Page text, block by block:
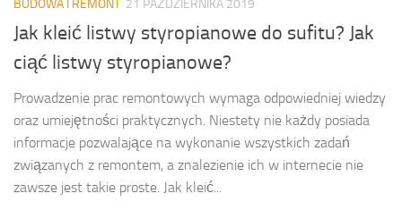
BUDOWA I REMONT 21 PAŹDZIERNIKA 2019
Jak kleić listwy styropianowe do sufitu? Jak
ciąć listwy styropianowe?
Prowadzenie prac remontowych wymaga odpowiedniej wiedzy
oraz umiejętności praktycznych. Niestety nie każdy posiada
informacje pozwalające na wykonanie wszystkich zadań
związanych z remontem, a znalezienie ich w internecie nie
zawsze jest takie proste. Jak kleić...